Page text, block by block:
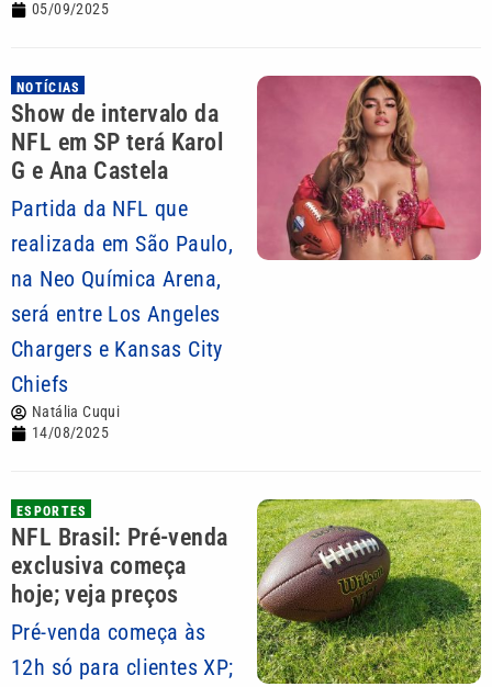
05/09/2025
NOTÍCIAS
Show de intervalo da
NFL em SP terá Karol
G e Ana Castela
Partida da NFL que
realizada em São Paulo,
na Neo Química Arena,
será entre Los Angeles
Chargers e Kansas City
Chiefs
Natália Cuqui
14/08/2025
ESPORTES
NFL Brasil: Pré-venda
exclusiva começa
hoje; veja preços
Pré-venda começa às
12h só para clientes XP;